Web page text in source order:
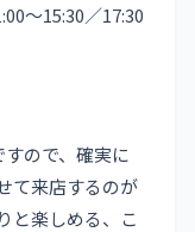
～15:30／17:30
ので、確実に
て来店するのが
と楽しめる、こ